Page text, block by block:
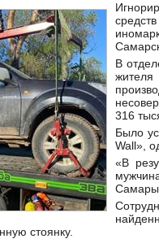
В
жителя
316
Было
Wall»,
«В
стоянку.